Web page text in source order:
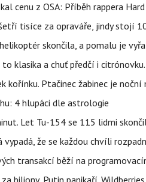
cenu z OSA: Příběh rappera
tisíce za opraváře, jindy stojí
skončila, a pomalu je
klasika a chuť předčí i
kořínku. Ptačinec žabinec je
4 hlupáci dle astrologie
Let Tu-154 se 115 lidmi
vypadá, že se každou chvíli
transakcí běží na